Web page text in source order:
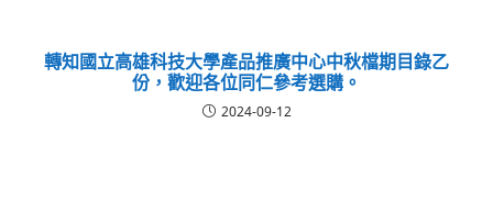
轉知國立高雄科技大學產品推廣中心中秋檔期目錄乙
份，歡迎各位同仁參考選購。
2024-09-12